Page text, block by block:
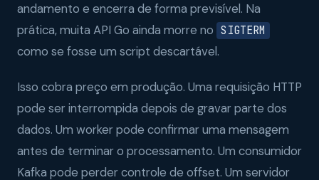
andamento e encerra de forma previsível. Na
prática, muita API Go ainda morre no SIGTERM
como se fosse um script descartável.
Isso cobra preço em produção. Uma requisição HTTP
pode ser interrompida depois de gravar parte dos
dados. Um worker pode confirmar uma mensagem
antes de terminar o processamento. Um consumidor
Kafka pode perder controle de offset. Um servidor